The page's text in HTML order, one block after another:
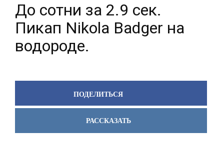
До сотни за 2.9 сек.
Пикап Nikola Badger на
водороде.
ПОДЕЛИТЬСЯ
РАССКАЗАТЬ